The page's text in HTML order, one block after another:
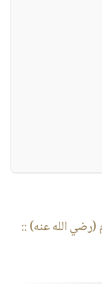
(رضي الله عنه) ::